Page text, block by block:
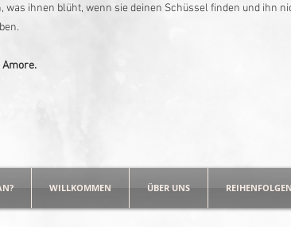
was ihnen blüht, wenn sie deinen Schüssel finden und ihn
WILLKOMMEN ÜBER UNS